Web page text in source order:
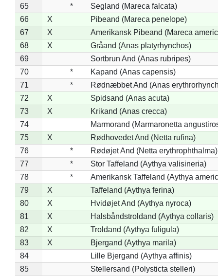
65
*
Segland (Mareca falcata)
66
X
Pibeand (Mareca penelope)
67
X
Amerikansk Pibeand (Mareca
68
X
Gråand (Anas platyrhynchos)
69
Sortbrun And (Anas rubripes)
70
*
Kapand (Anas capensis)
71
*
Rødnæbbet And (Anas
72
X
Spidsand (Anas acuta)
73
X
Krikand (Anas crecca)
74
Marmorand (Marmaronetta
75
X
Rødhovedet And (Netta rufina)
76
*
Rødøjet And (Netta erythrophthalma)
77
*
Stor Taffeland (Aythya valisineria)
78
*
Amerikansk Taffeland (Aythya
79
X
Taffeland (Aythya ferina)
80
X
Hvidøjet And (Aythya nyroca)
81
X
Halsbåndstroldand (Aythya collaris)
82
X
Troldand (Aythya fuligula)
83
X
Bjergand (Aythya marila)
84
Lille Bjergand (Aythya affinis)
85
Stellersand (Polysticta stelleri)